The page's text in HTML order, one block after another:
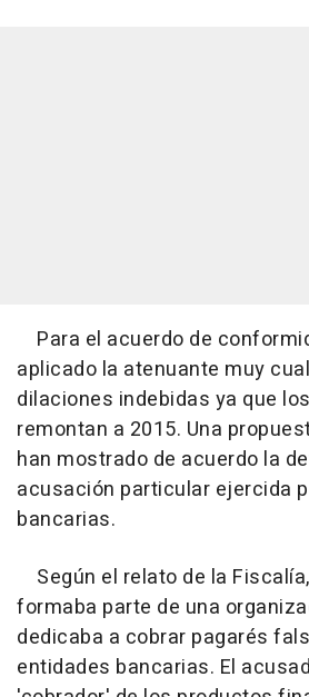
Para el acuerdo de
aplicado la atenuante muy
dilaciones indebidas ya que
remontan a 2015. Una
han mostrado de acuerdo la
acusación particular ejercida
bancarias.
Según el relato de la
formaba parte de una
dedicaba a cobrar pagarés
entidades bancarias. El